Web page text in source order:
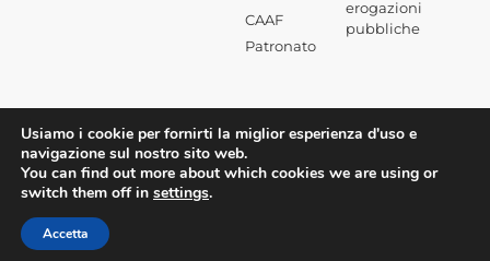
CAAF
Patronato
erogazioni
pubbliche
Usiamo i cookie per fornirti la miglior esperienza d'uso e
navigazione sul nostro sito web.
You can find out more about which cookies we are using or
switch them off in settings.
Accetta